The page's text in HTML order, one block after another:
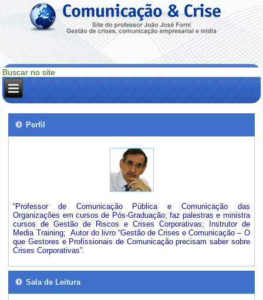
Perfil
“Professor de Comunicação Pública e Comunicação das
Organizações em cursos de Pós-Graduação; faz palestras e ministra
cursos de Gestão de Riscos e Crises Corporativas; Instrutor de
Media Training; Autor do livro “Gestão de Crises e Comunicação – O
que Gestores e Profissionais de Comunicação precisam saber sobre
Crises Corporativas”.
Sala de Leitura